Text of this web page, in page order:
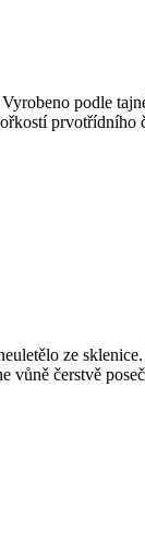
podle
prvotřídního
ze
čerstvě